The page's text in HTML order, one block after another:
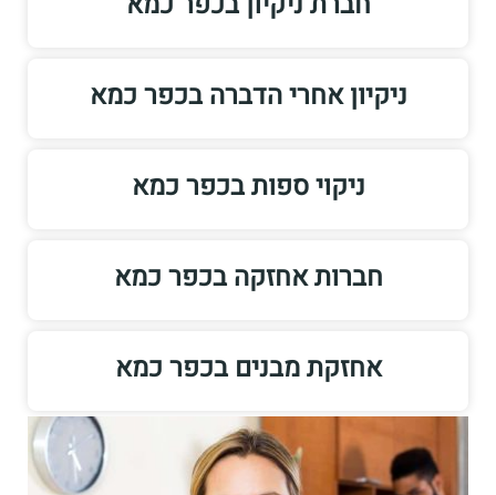
ניקיון אחרי הדברה בכפר כמא
ניקוי ספות בכפר כמא
חברות אחזקה בכפר כמא
אחזקת מבנים בכפר כמא